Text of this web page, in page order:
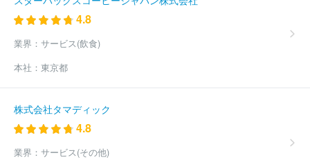
4.8
業界： サービス(飲食)
本社： 東京都
株式会社タマディック
4.8
業界： サービス(その他)